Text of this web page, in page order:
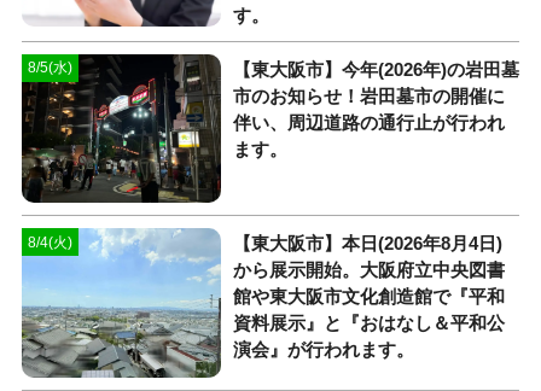
す。
8/5(水)
【東大阪市】今年(2026年)の岩田墓
市のお知らせ！岩田墓市の開催に
伴い、周辺道路の通行止が行われ
ます。
8/4(火)
【東大阪市】本日(2026年8月4日)
から展示開始。大阪府立中央図書
館や東大阪市文化創造館で『平和
資料展示』と『おはなし＆平和公
演会』が行われます。